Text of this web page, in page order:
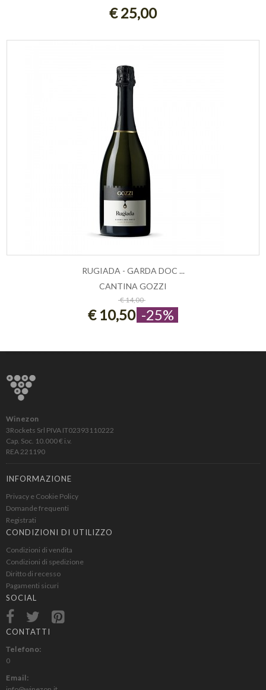
€ 25,00
AGGIUNGI AL CARRELLO
RUGIADA - GARDA DOC ...
CANTINA GOZZI
€ 14,00
€ 10,50 -25%
Winezon
3Rockets Srl PIVA IT02393110222
Cap. Soc. 10.000 € i.v.
REA 221190
INFORMAZIONE
Privacy e Cookie Policy
Domande frequenti
Registrati
CONDIZIONI DI UTILIZZO
Condizioni di vendita
Condizioni di spedizione
Diritto di recesso
Pagamenti sicuri
SOCIAL
CONTATTI
Telefono:
0
Email: